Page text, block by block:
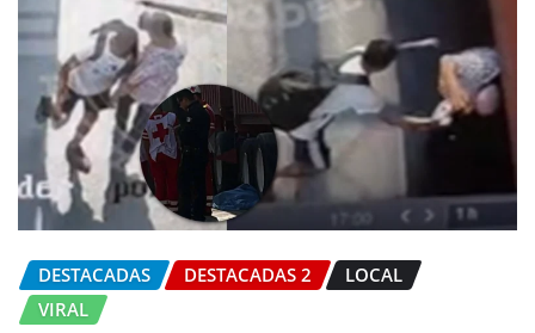
DESTACADAS DESTACADAS 2
LOCAL
VIRAL